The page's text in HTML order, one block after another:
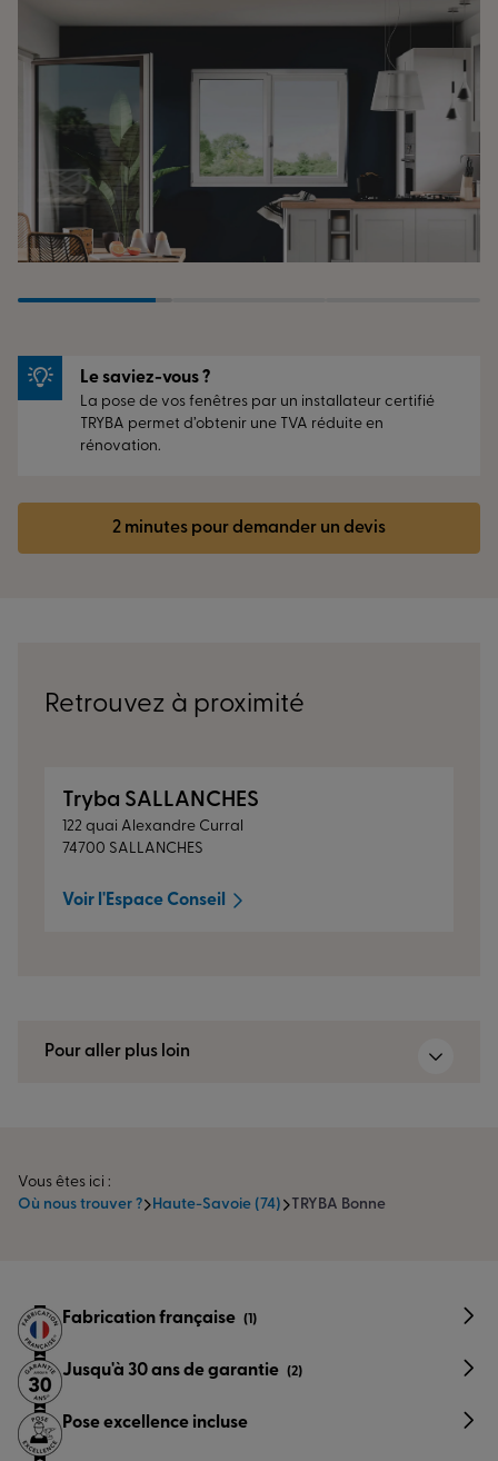
Le saviez-vous ?
La pose de vos fenêtres par un installateur certifié
TRYBA permet d’obtenir une TVA réduite en
rénovation.
2 minutes pour demander un devis
Retrouvez à proximité
Tryba SALLANCHES
122 quai Alexandre Curral
74700 SALLANCHES
Voir l'Espace Conseil
Pour aller plus loin
Vous êtes ici :
Où nous trouver ?
Haute-Savoie (74) TRYBA Bonne
Fabrication française (1)
Jusqu'à 30 ans de garantie (2)
Pose excellence incluse